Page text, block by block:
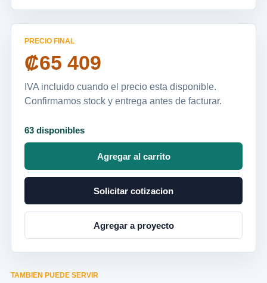
PRECIO FINAL
₡65 409
IVA incluido cuando el precio esta disponible.
Confirmamos stock y entrega antes de facturar.
63 disponibles
Agregar al carrito
Solicitar cotizacion
Agregar a proyecto
TAMBIEN PUEDE SERVIR